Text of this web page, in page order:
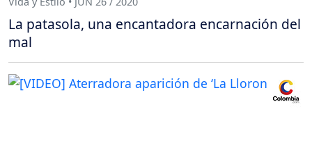
La patasola, una encantadora encarnación del
mal